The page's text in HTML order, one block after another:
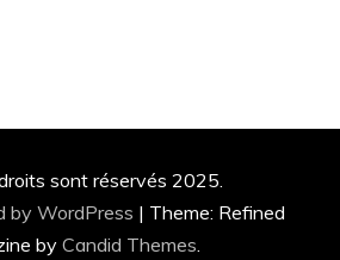
sont réservés 2025.
by WordPress | Theme: Refined
by Candid Themes